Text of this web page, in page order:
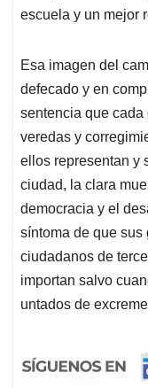
escuela y un mejor
Esa imagen del
defecado y en
sentencia que cada
veredas y
ellos representan y
ciudad, la clara
democracia y el
síntoma de que sus
ciudadanos de
importan salvo
untados de